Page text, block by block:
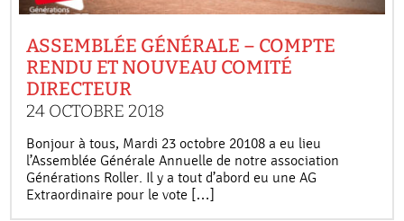
ASSEMBLÉE GÉNÉRALE – COMPTE
RENDU ET NOUVEAU COMITÉ
DIRECTEUR
24 OCTOBRE 2018
Bonjour à tous, Mardi 23 octobre 20108 a eu lieu
l’Assemblée Générale Annuelle de notre association
Générations Roller. Il y a tout d’abord eu une AG
Extraordinaire pour le vote […]